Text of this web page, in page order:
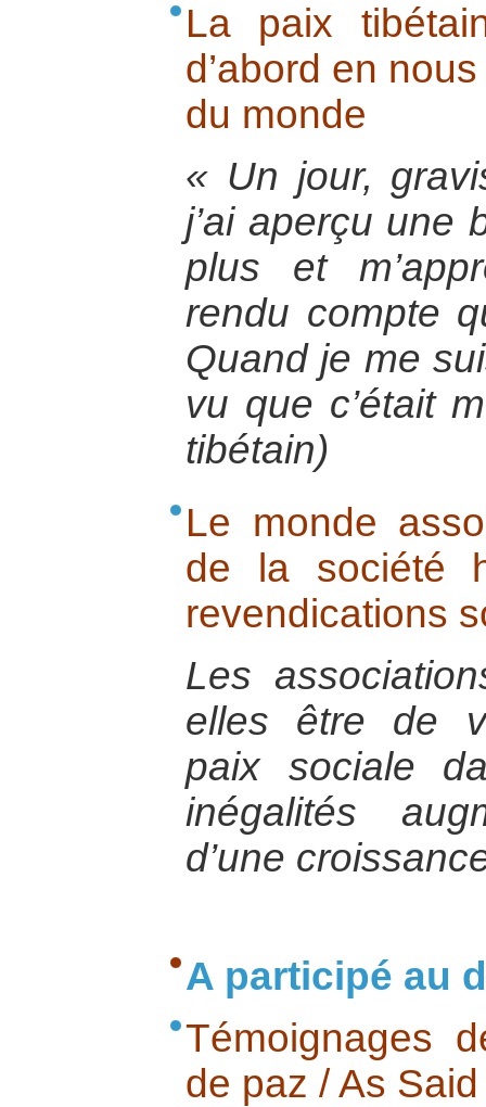
La paix
d’abord en
du monde
« Un jour,
j’ai aperçu une
plus et
rendu compte
Quand je me
vu que c’était
tibétain)
Le monde
de la société
revendications
Les
elles être de
paix sociale
inégalités
d’une
A participé au
Témoignages
de paz / As